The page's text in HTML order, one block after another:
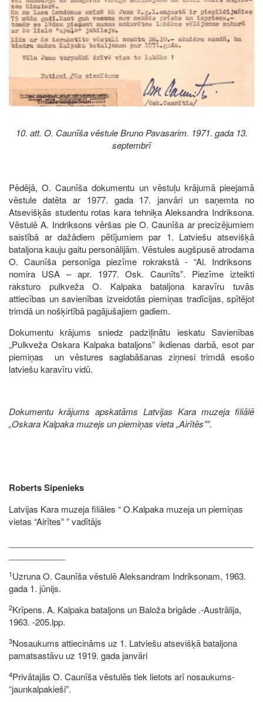
10. att. O. Caunīša vēstule Bruno Pavasarim. 1971. gada 13.
septembrī
Pēdējā, O. Caunīša dokumentu un vēstuļu krājumā pieejamā
vēstule datēta ar 1977. gada 17. janvāri un saņemta no
Atsevišķās studentu rotas kara tehniķa Aleksandra Indriksona.
Vēstulē A. Indriksons vēršas pie O. Caunīša ar precizējumiem
saistībā ar dažādiem pētījumiem par 1. Latviešu atsevišķā
bataljona kauju gaitu personālijām. Vēstules augšpusē atrodama
O. Caunīša personīga piezīme rokrakstā - “Al. Indriksons
nomira USA – apr. 1977. Osk. Caunīts”. Piezīme izteikti
raksturo pulkveža O. Kalpaka bataljona karavīru tuvās
attiecības un savienības izveidotās piemiņas tradīcijas, spītējot
trimdā un nošķirtībā pagājušajiem gadiem.
Dokumentu krājums sniedz padziļinātu ieskatu Savienības
„Pulkveža Oskara Kalpaka bataljons” ikdienas darbā, esot par
piemiņas un vēstures saglabāšanas ziņnesi trimdā esošo
latviešu karavīru vidū.
Dokumentu krājums apskatāms Latvijas Kara muzeja filiālē
„Oskara Kalpaka muzejs un piemiņas vieta „Airītēs””.
Roberts Sipenieks
Latvijas Kara muzeja filiāles “ O.Kalpaka muzeja un piemiņas
vietas “Airītes” ” vadītājs
1Uzruna O. Caunīša vēstulē Aleksandram Indriksonam, 1963.
gada 1. jūnijs.
2Krīpens. A. Kalpaka bataljons un Baloža brigāde .-Austrālija,
1963. -205.lpp.
3Nosaukums attiecināms uz 1. Latviešu atsevišķā bataljona
pamatsastāvu uz 1919. gada janvāri
4Privātajās O. Caunīša vēstulēs tiek lietots arī nosaukums-
“jaunkalpakieši”.